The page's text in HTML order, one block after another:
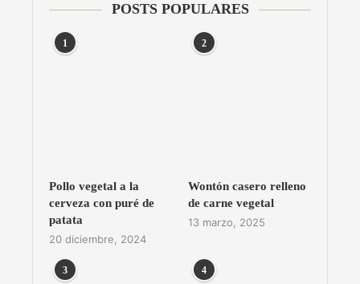
POSTS POPULARES
1
Pollo vegetal a la
cerveza con puré de
patata
20 diciembre, 2024
2
Wontón casero relleno
de carne vegetal
13 marzo, 2025
3 4